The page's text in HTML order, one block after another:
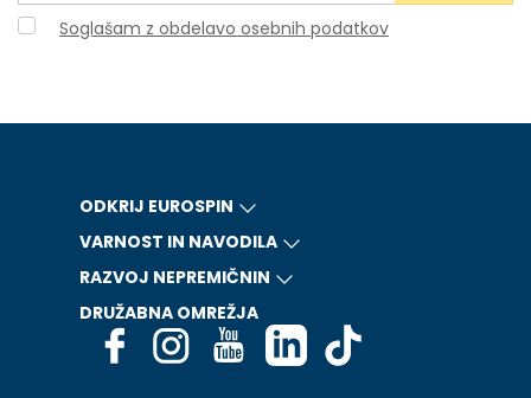
Soglašam z obdelavo osebnih podatkov
ODKRIJ EUROSPIN
VARNOST IN NAVODILA
RAZVOJ NEPREMIČNIN
DRUŽABNA OMREŽJA